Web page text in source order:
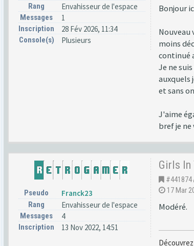
Rang Envahisseur de l'espace
Messages 1
Inscription 28 Fév 2026, 11:34
Console(s) Plusieurs
Bonjour
Nouveau
moins
continué
Je ne
auxquels
et sans
J'aime
bref je
Pseudo Franck23
Rang Envahisseur de l'espace
Messages 4
Inscription 13 Nov 2022, 14:51
Girls In
#441874
17 Mar
Modéré.